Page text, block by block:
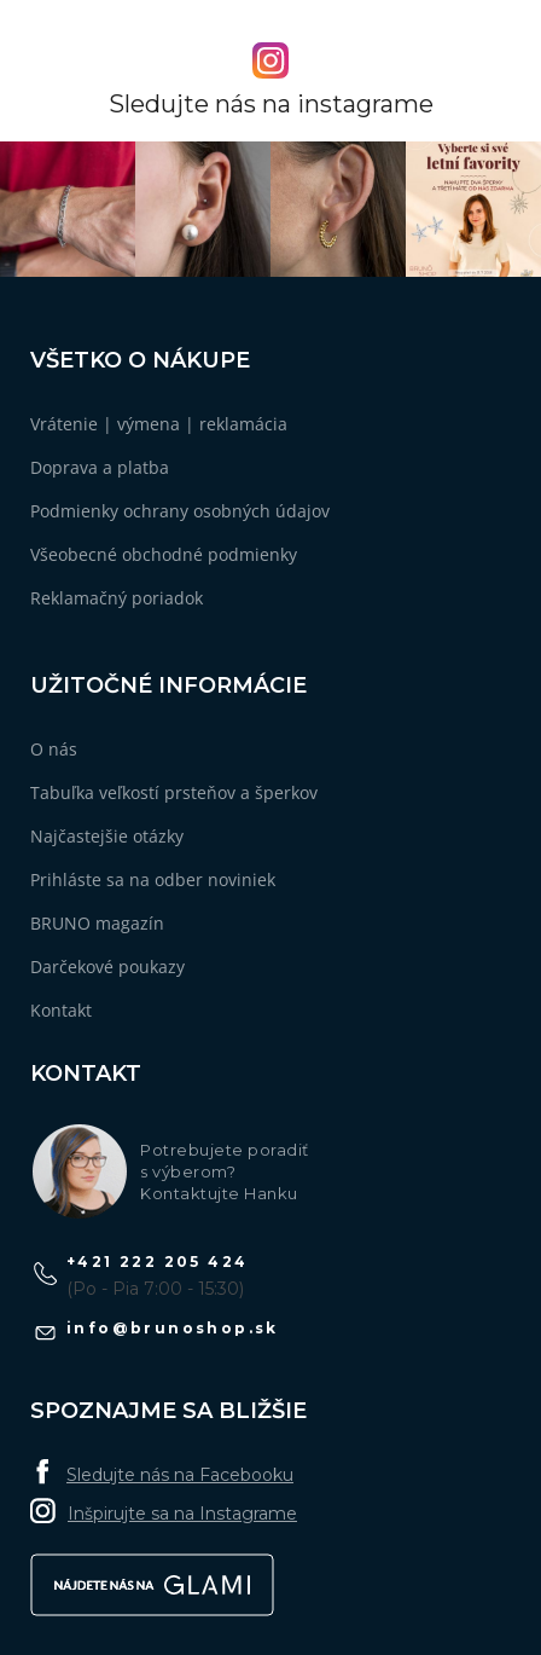
Sledujte nás na instagrame
VŠETKO O NÁKUPE
Vrátenie | výmena | reklamácia
Doprava a platba
Podmienky ochrany osobných údajov
Všeobecné obchodné podmienky
Reklamačný poriadok
UŽITOČNÉ INFORMÁCIE
O nás
Tabuľka veľkostí prsteňov a šperkov
Najčastejšie otázky
Prihláste sa na odber noviniek
BRUNO magazín
Darčekové poukazy
Kontakt
KONTAKT
Potrebujete poradiť
s výberom?
Kontaktujte Hanku
info @ brunoshop.sk
+421 222 205 424
(Po - Pia 7:00 - 15:30)
SPOZNAJME SA BLIŽŠIE
Sledujte nás na Facebooku
Inšpirujte sa na Instagrame